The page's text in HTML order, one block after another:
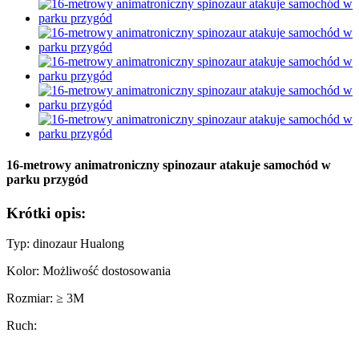
16-metrowy animatroniczny spinozaur atakuje samochód w
parku przygód
Krótki opis:
Typ: dinozaur Hualong
Kolor: Możliwość dostosowania
Rozmiar: ≥ 3M
Ruch: